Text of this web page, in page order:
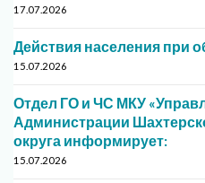
17.07.2026
Действия населения при
15.07.2026
Отдел ГО и ЧС МКУ
Администрации
округа информирует:
15.07.2026